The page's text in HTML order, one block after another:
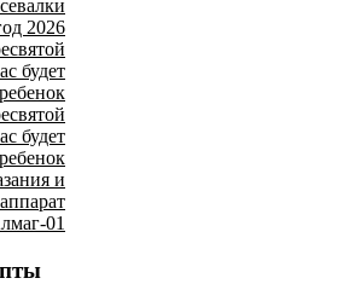
2026
будет
ребенок
будет
ребенок
и
01